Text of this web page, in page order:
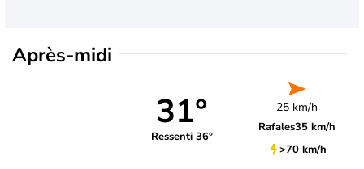
Après-midi
31°
Ressenti 36°
25 km/h
Rafales35 km/h
>70 km/h